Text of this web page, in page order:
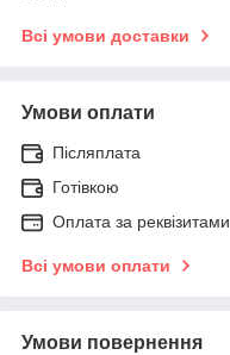
Всі умови доставки
Умови оплати
Післяплата
Готівкою
Оплата за реквізитами
Всі умови оплати
Умови повернення